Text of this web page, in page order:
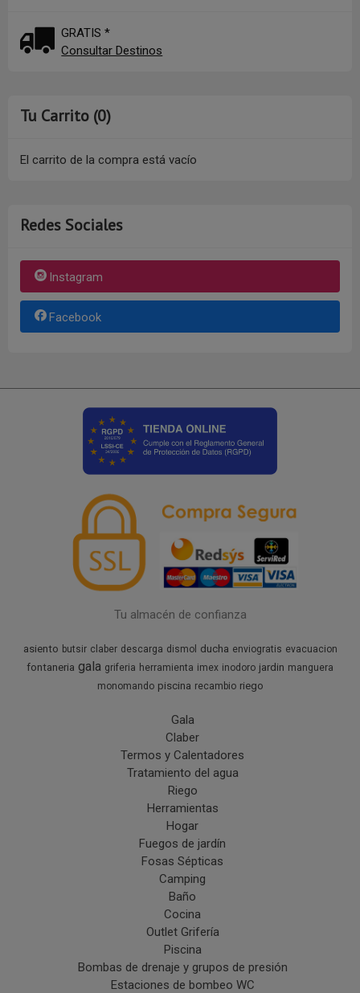
GRATIS *
Consultar Destinos
Tu Carrito (0)
El carrito de la compra está vacío
Redes Sociales
Instagram
Facebook
Tu almacén de confianza
asiento butsir claber descarga dismol ducha enviogratis evacuacion
fontaneria gala griferia herramienta imex inodoro jardin manguera
monomando piscina recambio riego
Gala
Claber
Termos y Calentadores
Tratamiento del agua
Riego
Herramientas
Hogar
Fuegos de jardín
Fosas Sépticas
Camping
Baño
Cocina
Outlet Grifería
Piscina
Bombas de drenaje y grupos de presión
Estaciones de bombeo WC